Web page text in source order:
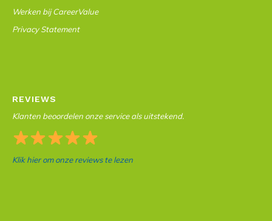
Werken bij CareerValue
Privacy Statement
REVIEWS
Klanten beoordelen onze service als uitstekend.
Klik hier om onze reviews te lezen